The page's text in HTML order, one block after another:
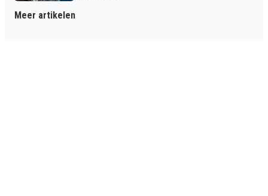
Meer artikelen